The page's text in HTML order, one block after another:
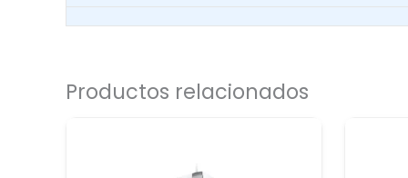
Productos relacionados